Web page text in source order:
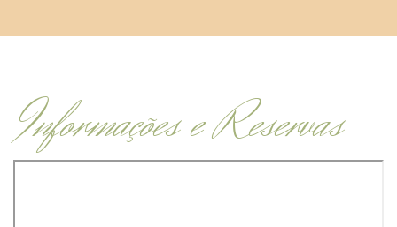
Informações e Reservas